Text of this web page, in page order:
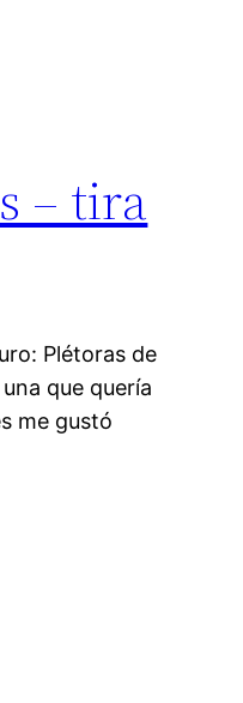
– tira
Plétoras de
que quería
me gustó